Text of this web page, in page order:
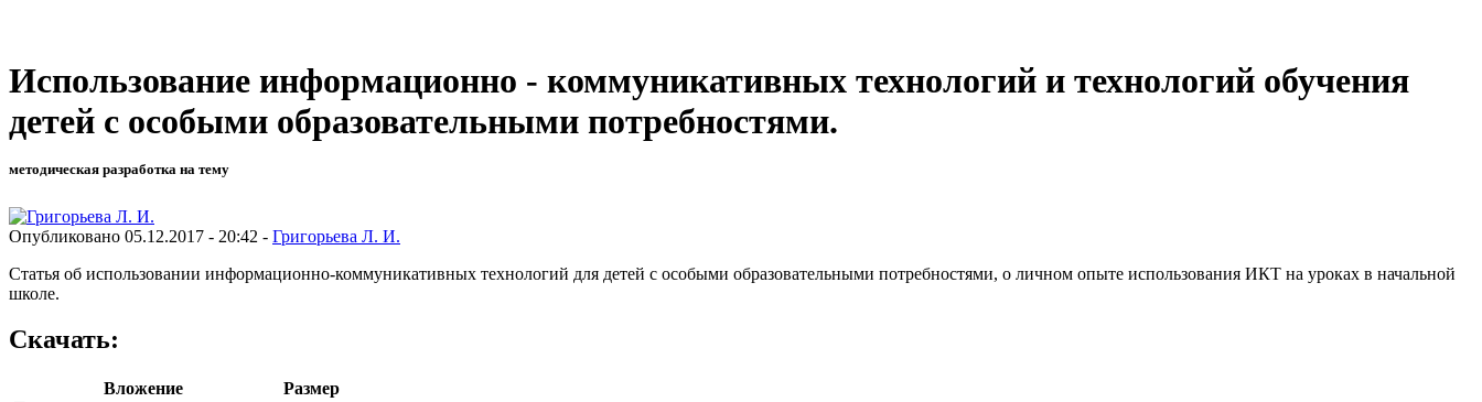
Использование информационно - коммуникативных технологий и технологий обучения
детей с особыми образовательными потребностями.
методическая разработка на тему
Опубликовано 05.12.2017 - 20:42 - Григорьева Л. И.
Статья об использовании информационно-коммуникативных технологий для детей с особыми образовательными потребностями, о личном опыте использования ИКТ на уроках в начальной
школе.
Скачать:
Вложение
Размер